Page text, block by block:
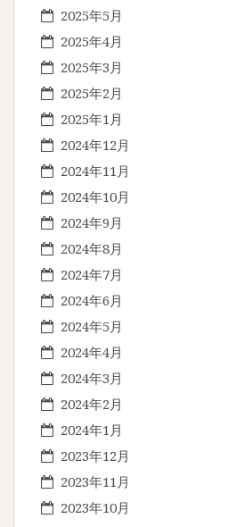
2025年5月
2025年4月
2025年3月
2025年2月
2025年1月
2024年12月
2024年11月
2024年10月
2024年9月
2024年8月
2024年7月
2024年6月
2024年5月
2024年4月
2024年3月
2024年2月
2024年1月
2023年12月
2023年11月
2023年10月